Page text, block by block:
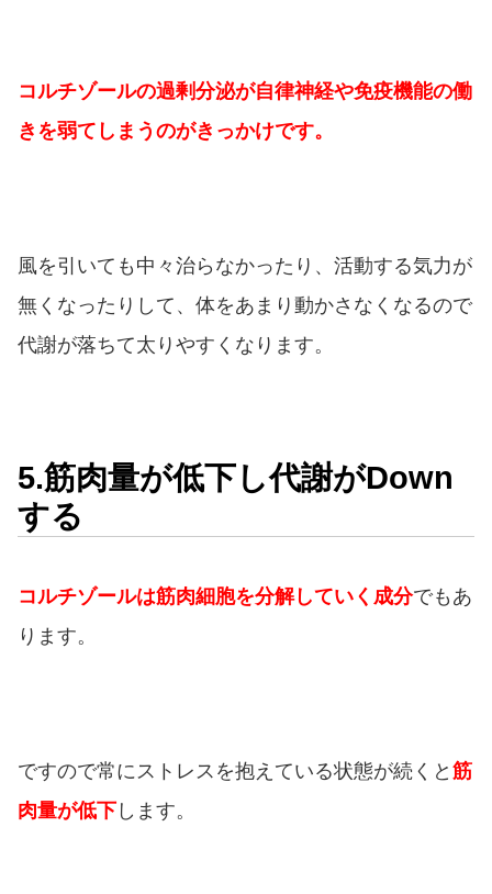
コルチゾールの過剰分泌が自律神経や免疫機能の働
きを弱てしまうのがきっかけです。
風を引いても中々治らなかったり、活動する気力が
無くなったりして、体をあまり動かさなくなるので
代謝が落ちて太りやすくなります。
5.筋肉量が低下し代謝がDown
する
コルチゾールは筋肉細胞を分解していく成分でもあ
ります。
ですので常にストレスを抱えている状態が続くと 筋
肉量が低下 します。